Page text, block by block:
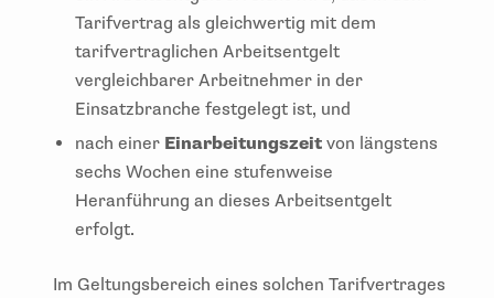
Tarifvertrag als gleichwertig mit dem
tarifvertraglichen Arbeitsentgelt
vergleichbarer Arbeitnehmer in der
Einsatzbranche festgelegt ist, und
nach einer Einarbeitungszeit von längstens
sechs Wochen eine stufenweise
Heranführung an dieses Arbeitsentgelt
erfolgt.
Im Geltungsbereich eines solchen Tarifvertrages